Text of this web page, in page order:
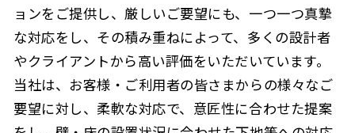
ョンをご提供し、厳しいご要望にも、一つ一つ真摯
な対応をし、その積み重ねによって、多くの設計者
やクライアントから高い評価をいただいています。
当社は、お客様・ご利用者の皆さまからの様々なご
要望に対し、柔軟な対応で、意匠性に合わせた提案